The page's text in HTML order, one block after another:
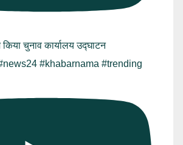
चुनाव कार्यालय उद्घाटन
#khabarnama #trending